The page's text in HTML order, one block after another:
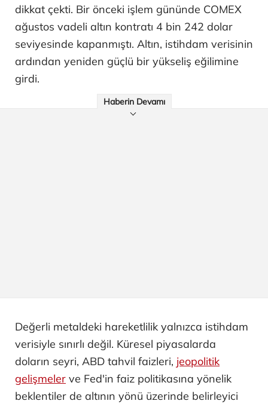
dikkat çekti. Bir önceki işlem gününde COMEX
ağustos vadeli altın kontratı 4 bin 242 dolar
seviyesinde kapanmıştı. Altın, istihdam verisinin
ardından yeniden güçlü bir yükseliş eğilimine
girdi.
Haberin Devamı
Değerli metaldeki hareketlilik yalnızca istihdam
verisiyle sınırlı değil. Küresel piyasalarda
doların seyri, ABD tahvil faizleri, jeopolitik
gelişmeler ve Fed'in faiz politikasına yönelik
beklentiler de altının yönü üzerinde belirleyici